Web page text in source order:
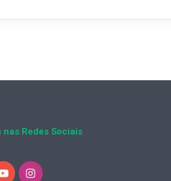
nas Redes Sociais
YouTubeInstagram